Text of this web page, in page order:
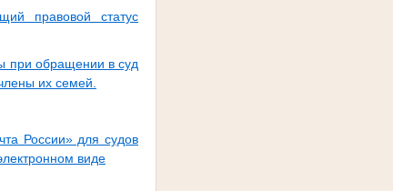
правовой статус
при обращении в суд
их семей.
России» для судов
виде